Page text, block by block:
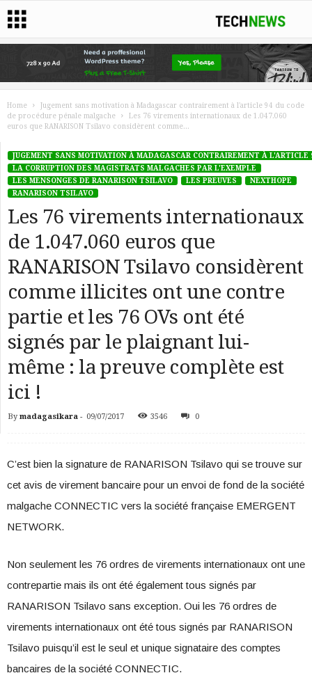
Home
Jugement sans motivation à Madagascar contrairement à l'article 94 du code
de procédure pénale malgache
Les 76 virements internationaux de 1.047.060
euros que RANARISON Tsilavo considèrent comme...
JUGEMENT SANS MOTIVATION À MADAGASCAR CONTRAIREMENT À L'ARTICLE
LA CORRUPTION DES MAGISTRATS MALGACHES PAR L'EXEMPLE
LES MENSONGES DE RANARISON TSILAVO
LES PREUVES
NEXTHOPE
RANARISON TSILAVO
Les 76 virements internationaux
de 1.047.060 euros que
RANARISON Tsilavo considèrent
comme illicites ont une contre
partie et les 76 OVs ont été
signés par le plaignant lui-
même : la preuve complète est
ici !
By madagasikara - 09/07/2017 3546 0
C’est bien la signature de RANARISON Tsilavo qui se trouve sur
cet avis de virement bancaire pour un envoi de fond de la société
malgache CONNECTIC vers la société française EMERGENT
NETWORK.
Non seulement les 76 ordres de virements internationaux ont une
contrepartie mais ils ont été également tous signés par
RANARISON Tsilavo sans exception. Oui les 76 ordres de
virements internationaux ont été tous signés par RANARISON
Tsilavo puisqu’il est le seul et unique signataire des comptes
bancaires de la société CONNECTIC.